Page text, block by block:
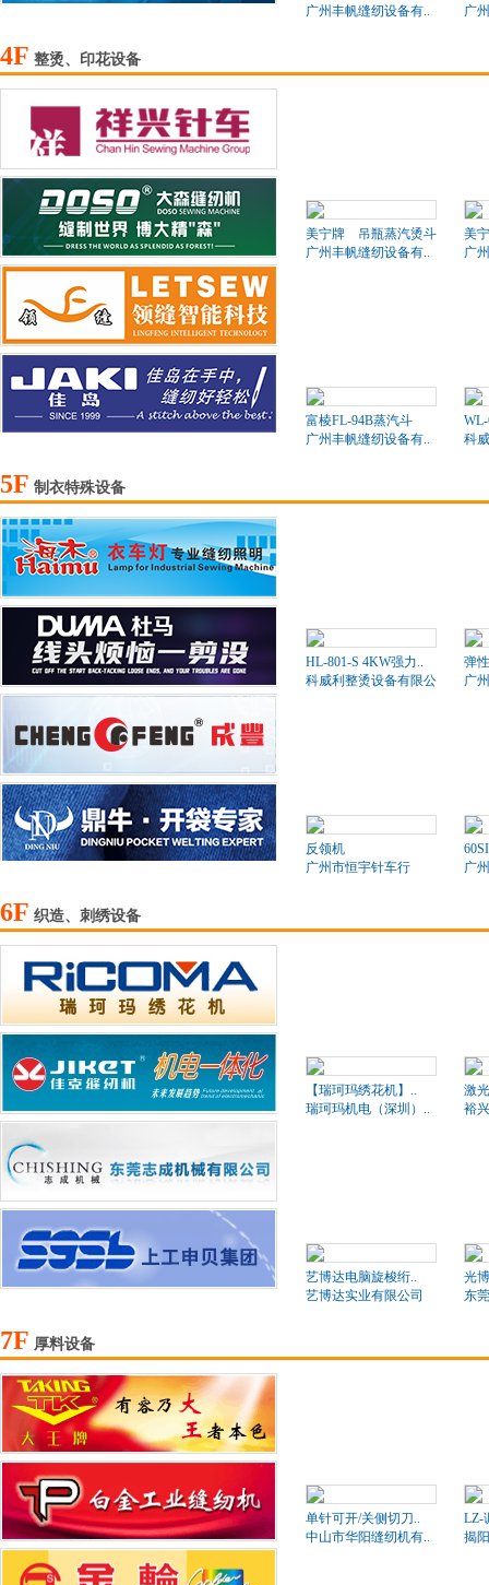
广州丰帆缝纫设备有.. 广
4F 整烫、印花设备
美宁牌 吊瓶蒸汽烫斗
广州丰帆缝纫设备有..
美
广
富棱FL-94B蒸汽斗
广州丰帆缝纫设备有..
科
5F 制衣特殊设备
HL-801-S 4KW强力..
科威利整烫设备有限公司
弹
广
反领机
广州市恒宇针车行
广
6F 织造、刺绣设备
【瑞珂玛绣花机】..
瑞珂玛机电（深圳）..
激
裕
艺博达电脑旋梭绗..
艺博达实业有限公司
光
东
7F 厚料设备
单针可开/关侧切刀..
中山市华阳缝纫机有..
LZ-
揭